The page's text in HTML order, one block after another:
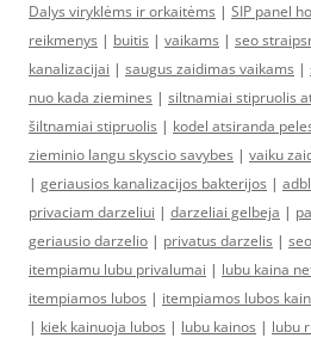
Dalys viryklėms ir orkaitėms | SIP panel
reikmenys | buitis | vaikams | seo
kanalizacijai | saugus zaidimas vaikams |
nuo kada ziemines | siltnamiai stipruolis
šiltnamiai stipruolis | kodel atsiranda
zieminio langu skyscio savybes | vaiku
| geriausios kanalizacijos bakterijos |
privaciam darzeliui | darzeliai gelbeja |
geriausio darzelio | privatus darzelis |
itempiamu lubu privalumai | lubu kaina
itempiamos lubos | itempiamos lubos
| kiek kainuoja lubos | lubu kainos | lubu